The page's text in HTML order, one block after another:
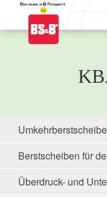
Application name
Berstscheiben für
Überdruck- und